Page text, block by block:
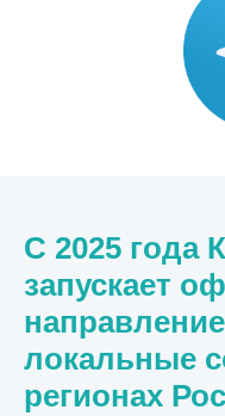
С 2025 года
запускает
локальные
регионах